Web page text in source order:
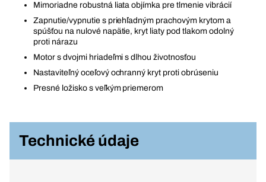
Mimoriadne robustná liata objímka pre tlmenie vibrácií
Zapnutie/vypnutie s priehľadným prachovým krytom a
spúšťou na nulové napätie, kryt liaty pod tlakom odolný
proti nárazu
Motor s dvojmi hriadeľmi s dlhou životnosťou
Nastaviteľný oceľový ochranný kryt proti obrúseniu
Presné ložisko s veľkým priemerom
Technické údaje